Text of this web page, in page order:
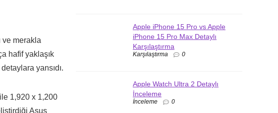
ve merakla
hafif yaklaşık
yansıdı.
1,920 x 1,200
Asus
Apple iPhone 15 Pro vs Apple
iPhone 15 Pro Max Detaylı
Karşılaştırma
Karşılaştırma 0
Apple Watch Ultra 2 Detaylı
İnceleme
İnceleme 0